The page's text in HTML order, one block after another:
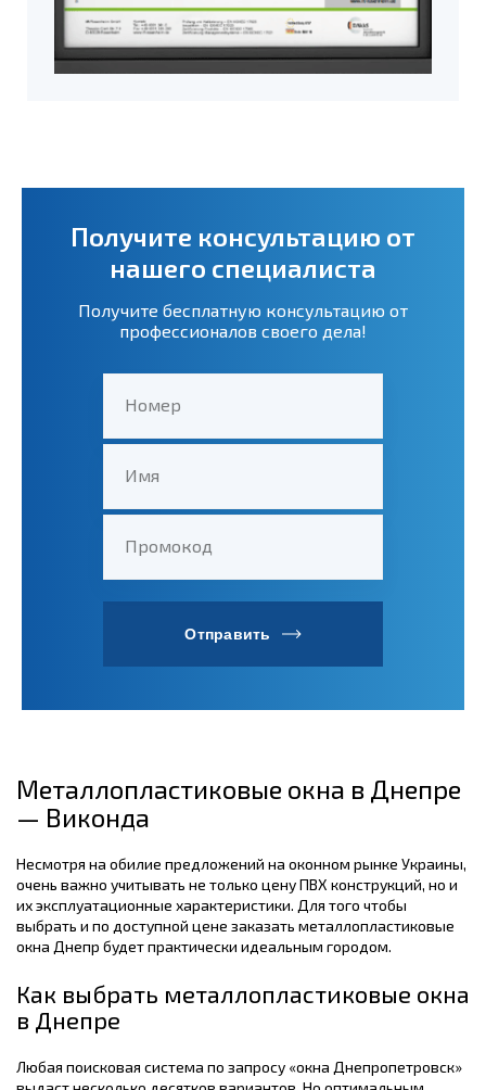
Получите консультацию от
нашего специалиста
Получите бесплатную консультацию от
профессионалов своего дела!
Номер
Имя
Промокод
Отправить
Металлопластиковые окна в Днепре
— Виконда
Несмотря на обилие предложений на оконном рынке Украины,
очень важно учитывать не только цену ПВХ конструкций, но и
их эксплуатационные характеристики. Для того чтобы
выбрать и по доступной цене заказать металлопластиковые
окна Днепр будет практически идеальным городом.
Как выбрать металлопластиковые окна
в Днепре
Любая поисковая система по запросу «окна Днепропетровск»